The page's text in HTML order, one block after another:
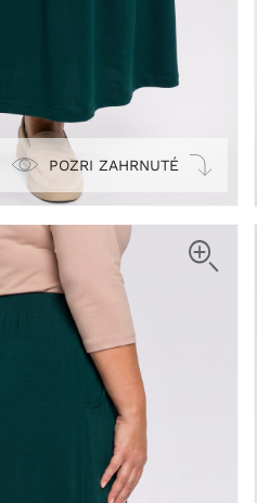
POZRI ZAHRNUTÉ